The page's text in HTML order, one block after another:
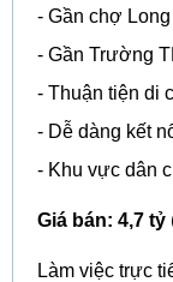
- Gần chợ
- Gần Trường
- Thuận tiện di
- Dễ dàng kết
- Khu vực dân
Giá bán: 4,7 tỷ
Làm việc trực